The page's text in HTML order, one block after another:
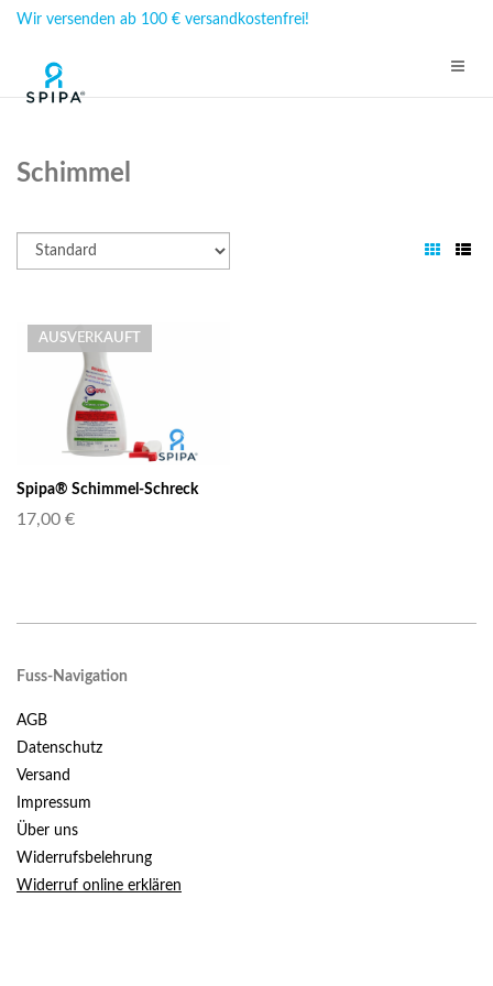
Wir versenden ab 100 € versandkostenfrei!
Schimmel
AUSVERKAUFT
Spipa® Schimmel-Schreck
17,00 €
Fuss-Navigation
AGB
Datenschutz
Versand
Impressum
Über uns
Widerrufsbelehrung
Widerruf online erklären